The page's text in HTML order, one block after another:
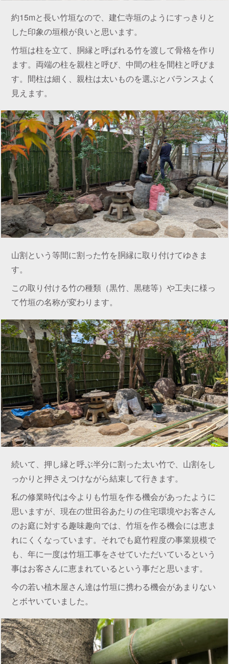
約15mと長い竹垣なので、建仁寺垣のようにすっきりと
した印象の垣根が良いと思います。
竹垣は柱を立て、胴縁と呼ばれる竹を渡して骨格を作り
ます。両端の柱を親柱と呼び、中間の柱を間柱と呼びま
す。間柱は細く、親柱は太いものを選ぶとバランスよく
見えます。
山割という等間に割った竹を胴縁に取り付けてゆきま
す。
この取り付ける竹の種類（黒竹、黒穂等）や工夫に様っ
て竹垣の名称が変わります。
続いて、押し縁と呼ぶ半分に割った太い竹で、山割をし
っかりと押さえつけながら結束して行きます。
私の修業時代は今よりも竹垣を作る機会があったように
思いますが、現在の世田谷あたりの住宅環境やお客さん
のお庭に対する趣味趣向では、竹垣を作る機会には恵ま
れにくくなっています。それでも庭竹程度の事業規模で
も、年に一度は竹垣工事をさせていただいているという
事はお客さんに恵まれているという事だと思います。
今の若い植木屋さん達は竹垣に携わる機会があまりない
とボヤいていました。